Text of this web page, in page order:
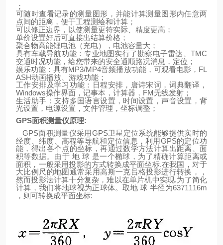
；
可随时查看记录的测量图形，并能计算测量图形内任意两
点间的距离，便于工程测绘和计算；
可以修正边界，以使测量更符实际、精度更高；
单价设置好后可直接出结算价格；
聚合物高能锂电池（充电），电池容量大；
具有车载导航功能：专业地图实行了勘察电子雷达、 TMC
交通时况功能，给您带来的安全通顺路况消息，定位；
娱乐功能：具有MP3/MP4音频播放功能，可观看电影， FL
ASH动画播放、游戏功能；
工作安排及学习功能：日程安排，唐诗宋词，词典翻译，
Windows操作界面，记事本，计算器， FM无线发射；
生活助手：支持多国语言设置，时间设置，声音设置，背
光设置，电源设置，文件管理，坐标调整；
GPS面积测量仪原理:
GPS面积测量仪采用GPS卫星定位系统能够提供实时的
经度、纬度、高程等导航和定位信息，利用GPS的定位功
能，得出各个点的坐标，再通过数学方法计算出距离、面
积等数据。由于 地 球 是一个椭球，为了精确计算距离或
面积，一般采用投影的方式转换成平面坐标.在我国，对于
大比例尺的地图通常采用高斯一克吕格投影进行转换，，
然而投影法计算十分复杂，难以在单片机中实现.为了简化
计算，我们将地球视为正球体。取地 球 半径为6371116m
，则可转换成平面坐标: